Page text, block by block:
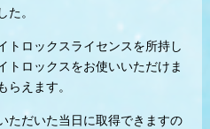
。
トロックスライセンスを所持し
トロックスをお使いいただけま
えます。
ただいた当日に取得できますの